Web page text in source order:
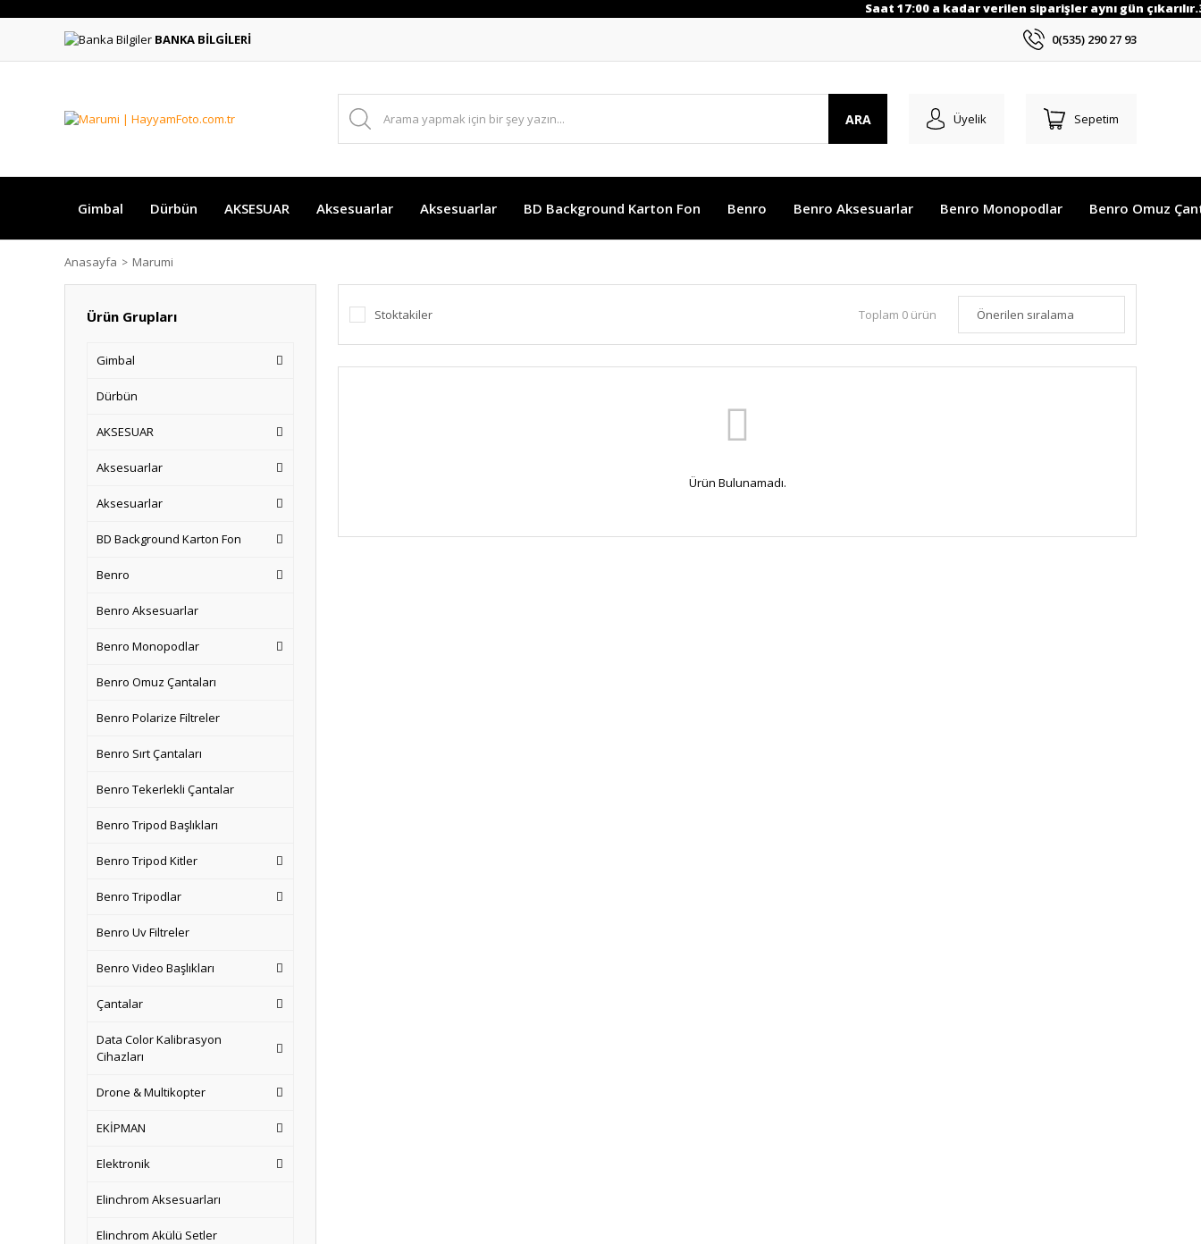
Saat 17:00 a kadar verilen siparişler aynı gün çıkarılır.3000
BANKA BİLGİLERİ
0(535) 290 27 93
ARA Üyelik Sepetim
Gimbal Dürbün AKSESUAR Aksesuarlar Aksesuarlar BD Background Karton Fon Benro Benro Aksesuarlar Benro Monopodlar Benro Omuz
Anasayfa Marumi
Ürün Grupları
Gimbal
Dürbün
AKSESUAR
Aksesuarlar
Aksesuarlar
BD Background Karton Fon
Benro
Benro Aksesuarlar
Benro Monopodlar
Benro Omuz Çantaları
Benro Polarize Filtreler
Benro Sırt Çantaları
Benro Tekerlekli Çantalar
Benro Tripod Başlıkları
Benro Tripod Kitler
Benro Tripodlar
Benro Uv Filtreler
Benro Video Başlıkları
Çantalar
Data Color Kalibrasyon
Cihazları
Drone & Multikopter
EKİPMAN
Elektronik
Elinchrom Aksesuarları
Elinchrom Akülü Setler
Stoktakiler Toplam 0 ürün
Ürün Bulunamadı.